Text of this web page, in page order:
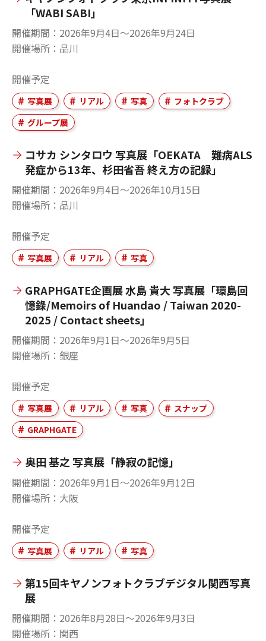
「WABI SABI」
開催期間
2026年9月4日〜2026年9月24日
開催場所
品川
開催予定
写真展 リアル 写真
フォトクラブ
グループ展
コサカ シンタロウ 写真展「OEKATA 難病ALS
発症から13年、杉田省吾 終え方の記録」
開催期間
2026年9月4日〜2026年10月15日
開催場所
品川
開催予定
写真展 リアル 写真
GRAPHGATE企画展 水島 貴大 写真展「環島回
憶錄/Memoirs of Huandao / Taiwan 2020-
2025 / Contact sheets」
開催期間
2026年9月1日〜2026年9月5日
開催場所
銀座
開催予定
写真展 リアル 写真
スナップ
GRAPHGATE
奥田 基之 写真展「静寂の記憶」
開催期間
2026年9月1日〜2026年9月12日
開催場所
大阪
開催予定
写真展 リアル 写真
第15回キヤノンフォトクラブデジタル関西写真
展
開催期間
2026年8月28日〜2026年9月3日
開催場所
関西